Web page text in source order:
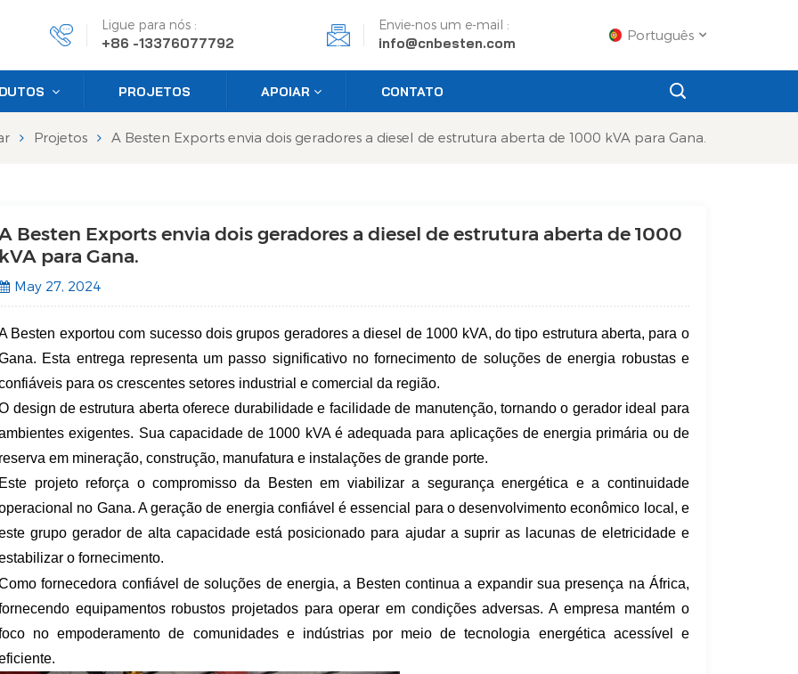
Ligue para nós :
+86 -13376077792
Envie-nos um e-mail :
info@cnbesten.com
Português
English
Español
日语
PROJETOS APOIAR CONTATO
Projetos A Besten Exports envia dois geradores a diesel de estrutura aberta de 1000 kVA para Gana.
Besten Exports envia dois geradores a diesel de estrutura aberta de 1000
kVA para Gana.
May 27, 2024
Besten exportou com sucesso dois grupos geradores a diesel de 1000 kVA, do tipo estrutura aberta, para o
Esta entrega representa um passo significativo no fornecimento de soluções de energia robustas e
​​para os crescentes setores industrial e comercial da região.
design de estrutura aberta oferece durabilidade e facilidade de manutenção, tornando o gerador ideal para
exigentes. Sua capacidade de 1000 kVA é adequada para aplicações de energia primária ou de
reserva em mineração, construção, manufatura e instalações de grande porte.
Este projeto reforça o compromisso da Besten em viabilizar a segurança energética e a continuidade
no Gana. A geração de energia confiável é essencial para o desenvolvimento econômico local, e
grupo gerador de alta capacidade está posicionado para ajudar a suprir as lacunas de eletricidade e
o fornecimento.
fornecedora confiável de soluções de energia, a Besten continua a expandir sua presença na África,
equipamentos robustos projetados para operar em condições adversas. A empresa mantém o
no empoderamento de comunidades e indústrias por meio de tecnologia energética acessível e